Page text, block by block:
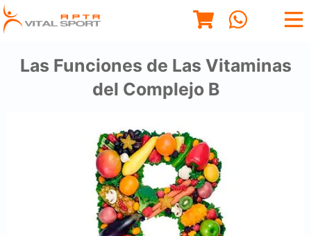
Las Funciones de Las Vitaminas
del Complejo B